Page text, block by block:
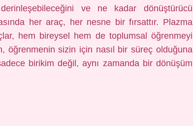
ve ne kadar dönüştürücü
her araç, her nesne bir fırsattır. Plazma
hem bireysel hem de toplumsal öğrenmeyi
öğrenmenin sizin için nasıl bir süreç olduğuna
birikim değil, aynı zamanda bir dönüşüm